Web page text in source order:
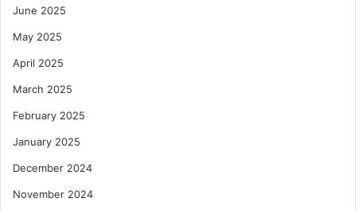
June 2025
May 2025
April 2025
March 2025
February 2025
January 2025
December 2024
November 2024